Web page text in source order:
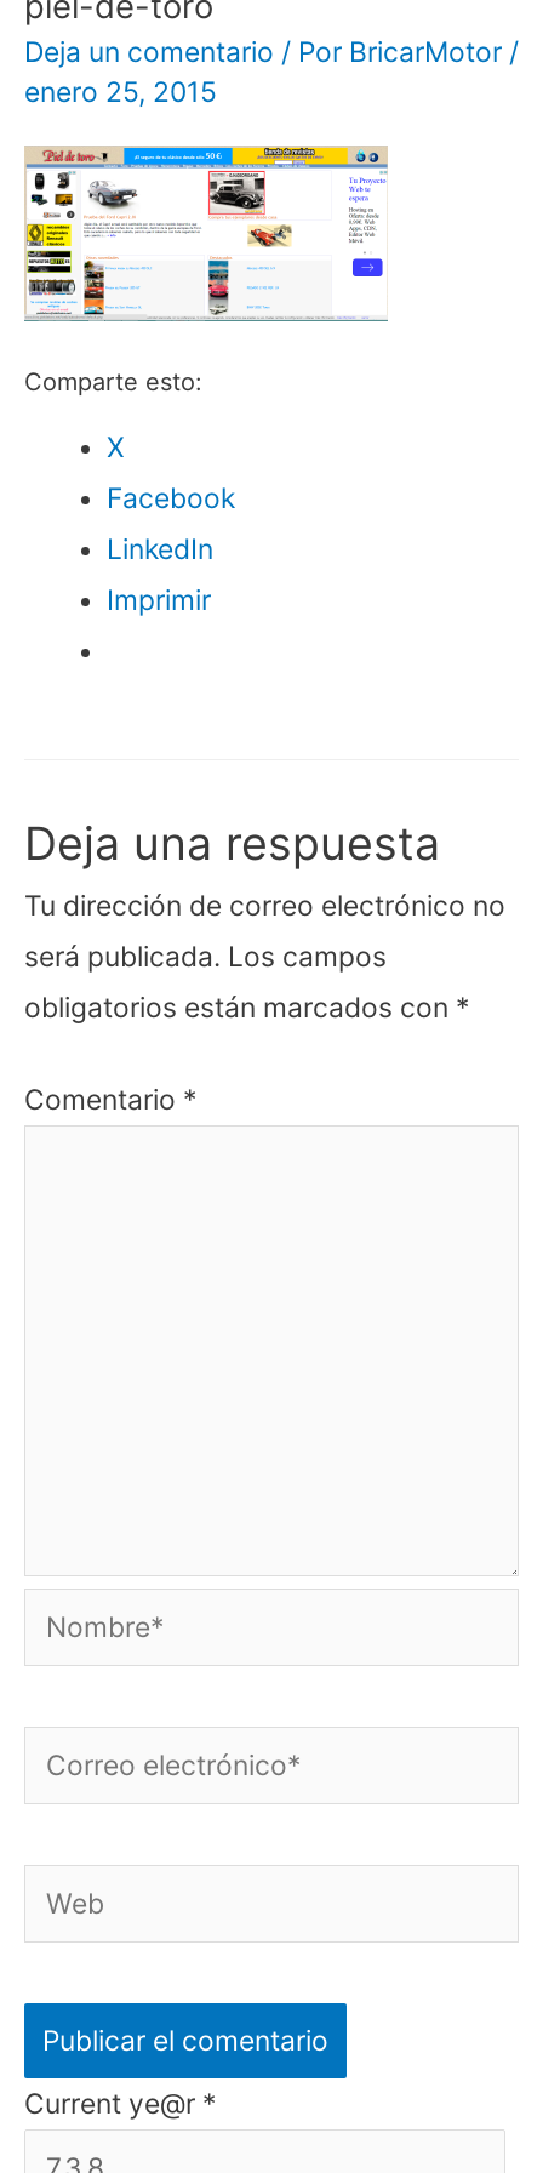
Deja un comentario / Por BricarMotor /
enero 25, 2015
Comparte esto:
X
Facebook
LinkedIn
Imprimir
Deja una respuesta
Tu dirección de correo electrónico no
será publicada. Los campos
obligatorios están marcados con *
Comentario *
Nombre*
Correo
electrónico*
Web
Current ye@r *